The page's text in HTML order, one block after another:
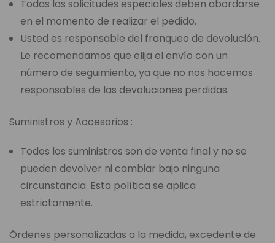
Todas las solicitudes especiales deben abordarse
en el momento de realizar el pedido.
Usted es responsable del franqueo de devolución.
Le recomendamos que elija el envío con un
número de seguimiento, ya que no nos hacemos
responsables de las devoluciones perdidas.
Suministros y Accesorios :
Todos los suministros son de venta final y no se
pueden devolver ni cambiar bajo ninguna
circunstancia. Esta política se aplica
estrictamente.
Órdenes personalizadas a la medida, excedente de